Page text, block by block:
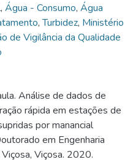
, Água - Consumo, Água
,Turbidez, Ministério
de Vigilância da Qualidade
Análise de dados de
rápida em estações de
por manancial
em Engenharia
Viçosa. 2020.